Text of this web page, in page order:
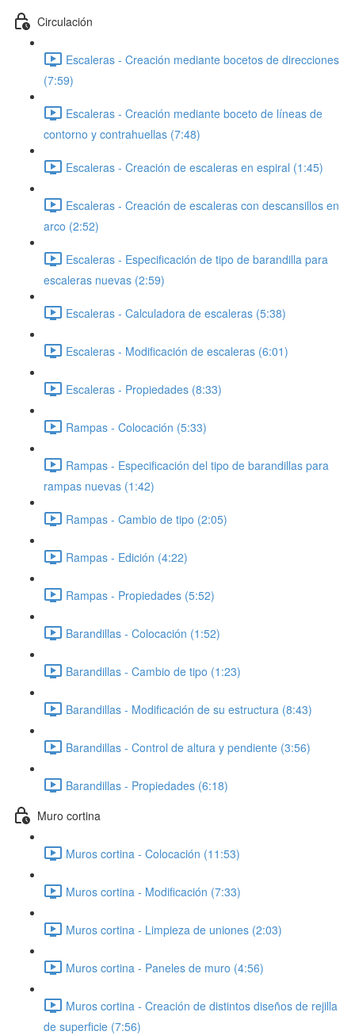
Circulación
Escaleras - Creación mediante bocetos de direcciones
(7:59)
Escaleras - Creación mediante boceto de líneas de
contorno y contrahuellas (7:48)
Escaleras - Creación de escaleras en espiral (1:45)
Escaleras - Creación de escaleras con descansillos en
arco (2:52)
Escaleras - Especificación de tipo de barandilla para
escaleras nuevas (2:59)
Escaleras - Calculadora de escaleras (5:38)
Escaleras - Modificación de escaleras (6:01)
Escaleras - Propiedades (8:33)
Rampas - Colocación (5:33)
Rampas - Especificación del tipo de barandillas para
rampas nuevas (1:42)
Rampas - Cambio de tipo (2:05)
Rampas - Edición (4:22)
Rampas - Propiedades (5:52)
Barandillas - Colocación (1:52)
Barandillas - Cambio de tipo (1:23)
Barandillas - Modificación de su estructura (8:43)
Barandillas - Control de altura y pendiente (3:56)
Barandillas - Propiedades (6:18)
Muro cortina
Muros cortina - Colocación (11:53)
Muros cortina - Modificación (7:33)
Muros cortina - Limpieza de uniones (2:03)
Muros cortina - Paneles de muro (4:56)
Muros cortina - Creación de distintos diseños de rejilla
de superficie (7:56)